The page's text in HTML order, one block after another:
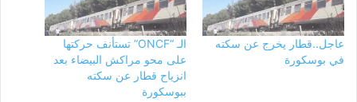
عاجل..قطار يخرج عن سكته
في بوسكورة
الـ “ONCF” تستأنف حركتها
على محو مراكش البيضاء بعد
انزياح قطار عن سكته
ببوسكورة